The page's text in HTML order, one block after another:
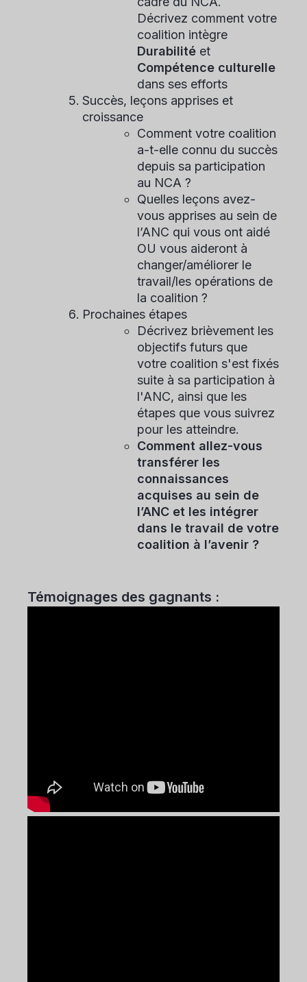
Décrivez comment votre
coalition intègre
Durabilité et
Compétence culturelle
dans ses efforts
Succès, leçons apprises et
croissance
Comment votre coalition
a-t-elle connu du succès
depuis sa participation
au NCA ?
Quelles leçons avez-
vous apprises au sein de
l’ANC qui vous ont aidé
OU vous aideront à
changer/améliorer le
travail/les opérations de
la coalition ?
Prochaines étapes
Décrivez brièvement les
objectifs futurs que
votre coalition s'est fixés
suite à sa participation à
l'ANC, ainsi que les
étapes que vous suivrez
pour les atteindre.
Comment allez-vous
transférer les
connaissances
acquises au sein de
l’ANC et les intégrer
dans le travail de votre
coalition à l’avenir ?
Témoignages des gagnants :